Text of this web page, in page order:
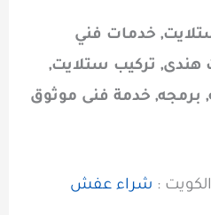
خدمات فني
هندى, تركيب ستلايت,
برمجه, خدمة فنى موثوق
: شراء عفش